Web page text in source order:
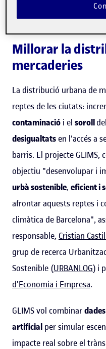
social de la
Millorar la
mercaderies
La distribució urbana de
reptes de les ciutats:
contaminació i el soroll
desigualtatsen l'accés a
barris. El projecte GLIMS,
objectiu "desenvolupar i
urbà sostenible, eficient i
afrontar aquests reptes i
climàtica de Barcelona",
responsable, Cristian
grup de recerca
Sostenible (URBANLOG) i
d'Economia i Empresa.
GLIMS vol combinar
artificial per simular
impacte real sobre el